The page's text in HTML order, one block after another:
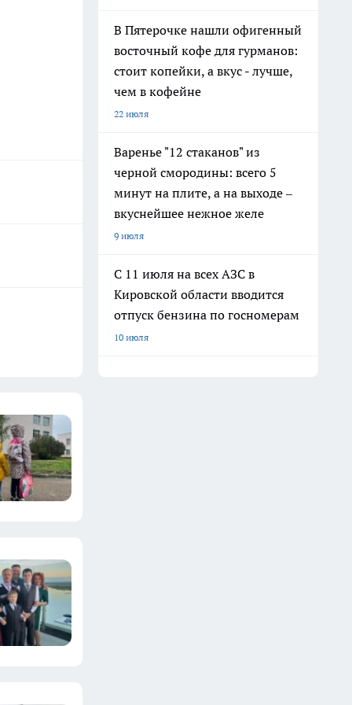
В Пятерочке нашли офигенный
восточный кофе для гурманов:
стоит копейки, а вкус - лучше,
чем в кофейне
22 июля
Варенье "12 стаканов" из
черной смородины: всего 5
минут на плите, а на выходе –
вкуснейшее нежное желе
9 июля
С 11 июля на всех АЗС в
Кировской области вводится
отпуск бензина по госномерам
10 июля